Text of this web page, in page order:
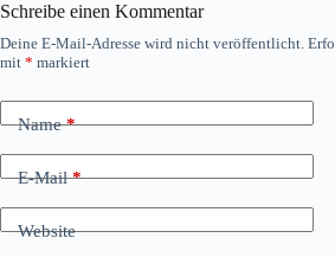
Schreibe einen Kommentar
Deine E-Mail-Adresse wird nicht veröffentlicht.
mit * markiert
Name*
E-Mail*
Website